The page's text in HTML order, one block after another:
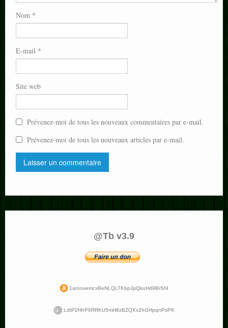
Nom *
E-mail *
Site web
Prévenez-moi de tous les nouveaux commentaires par e-mail.
Prévenez-moi de tous les nouveaux articles par e-mail.
@Tb v3.9
1arnovemcxBeNLQLTKbpJpQkuHd9BrSf4
LdtP2HhP6RRKU5mH8zBZQXx2hGHpqnPsPK